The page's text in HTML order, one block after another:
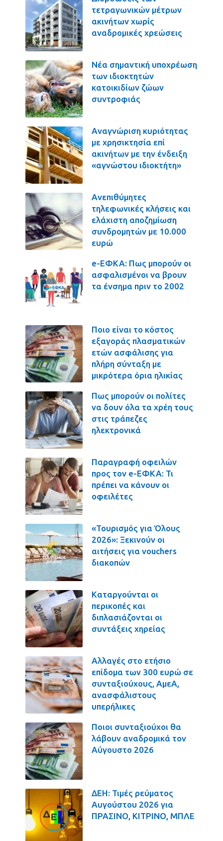
τετραγωνικών μέτρων
ακινήτων χωρίς
αναδρομικές χρεώσεις
Νέα σημαντική υποχρέωση
των ιδιοκτητών
κατοικιδίων ζώων
συντροφιάς
Αναγνώριση κυριότητας
με χρησικτησία επί
ακινήτων με την ένδειξη
«αγνώστου ιδιοκτήτη»
Ανεπιθύμητες
τηλεφωνικές κλήσεις και
ελάχιστη αποζημίωση
συνδρομητών με 10.000
ευρώ
e-ΕΦΚΑ: Πως μπορούν οι
ασφαλισμένοι να βρουν
τα ένσημα πριν το 2002
Ποιο είναι το κόστος
εξαγοράς πλασματικών
ετών ασφάλισης για
πλήρη σύνταξη με
μικρότερα όρια ηλικίας
Πως μπορούν οι πολίτες
να δουν όλα τα χρέη τους
στις τράπεζες
ηλεκτρονικά
Παραγραφή οφειλών
προς τον e-ΕΦΚΑ: Τι
πρέπει να κάνουν οι
οφειλέτες
«Τουρισμός για Όλους
2026»: Ξεκινούν οι
αιτήσεις για vouchers
διακοπών
Καταργούνται οι
περικοπές και
διπλασιάζονται οι
συντάξεις χηρείας
Αλλαγές στο ετήσιο
επίδομα των 300 ευρώ σε
συνταξιούχους, ΑμεΑ,
ανασφάλιστους
υπερήλικες
Ποιοι συνταξιούχοι θα
λάβουν αναδρομικά τον
Αύγουστο 2026
ΔΕΗ: Τιμές ρεύματος
Αυγούστου 2026 για
ΠΡΑΣΙΝΟ, ΚΙΤΡΙΝΟ, ΜΠΛΕ